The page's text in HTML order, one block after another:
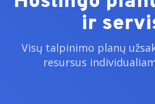
ir
Visų talpinimo planų
resursus